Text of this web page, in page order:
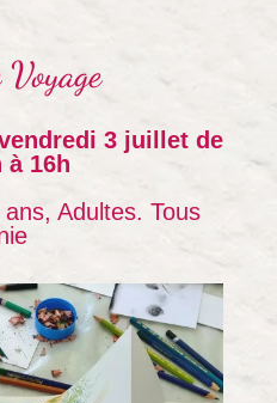
3 juillet de
à 16h
Adultes. Tous